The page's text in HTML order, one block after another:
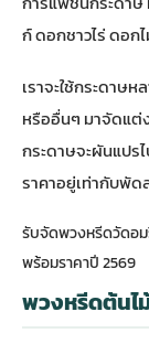
ก์ ดอกชาวไร่ ดอก
เราจะใช้กระดาษ
หรืออื่นๆ มาจัดแต่
กระดาษจะผันแปร
ราคาอยู่เท่ากับพัด
รับจัดพวงหรีดวัดอม
พร้อมราคาปี 2569
พวงหรีดต้นไ